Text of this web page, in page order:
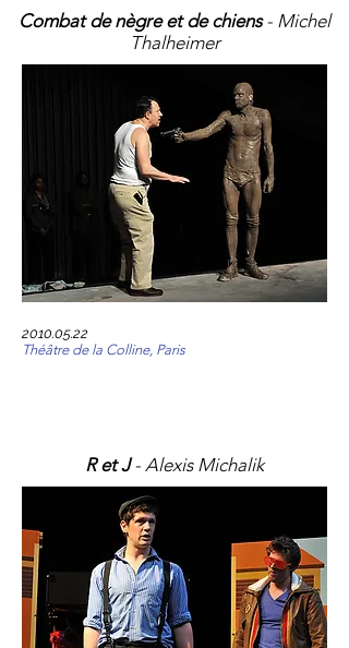
Combat de nègre et de chiens - Michel
Thalheimer
2010.05.22
Théâtre de la Colline, Paris
R et J - Alexis Michalik